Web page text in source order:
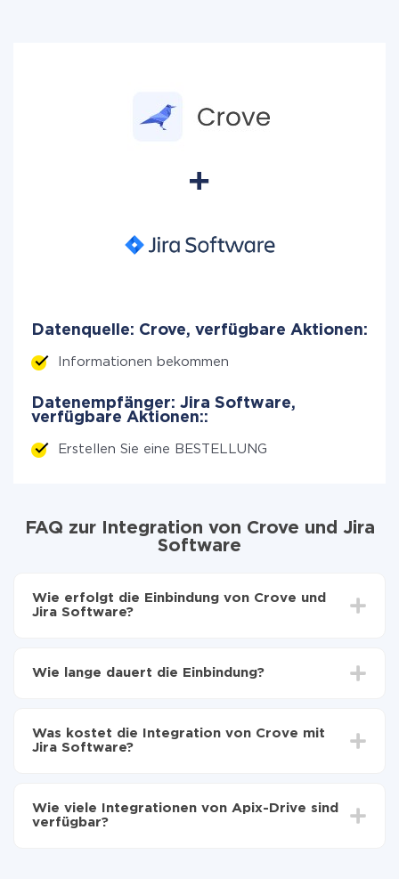
Datenquelle: Crove, verfügbare Aktionen:
Informationen bekommen
Datenempfänger: Jira Software,
verfügbare Aktionen::
Erstellen Sie eine BESTELLUNG
FAQ zur Integration von Crove und Jira
Software
Wie erfolgt die Einbindung von Crove und
Jira Software?
zu übertragen
Jira Software übertragen
Wie lange dauert die Einbindung?
Im Durchschnitt dauert es 10-15 Minuten.
Was kostet die Integration von Crove mit
Jira Software?
zahlen nur für die Datenmenge, die über unseren
Service von einem System auf ein anderes übertragen
Wie viele Integrationen von Apix-Drive sind
verfügbar?